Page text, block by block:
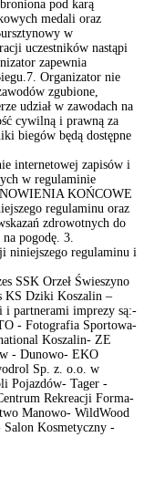
pod karą
medali oraz
w
uczestników nastąpi
zapewnia
Organizator nie
zgubione,
udział w zawodach na
cywilną i prawną za
biegów będą dostępne
internetowej zapisów i
w regulaminie
KOŃCOWE
regulaminu oraz
zdrowotnych do
pogodę. 3.
niniejszego regulaminu i
SSK Orzeł Świeszyno
KS Dziki Koszalin –
i partnerami imprezy są:-
- Fotografia Sportowa-
Koszalin- ZE
- Dunowo- EKO
Sp. z. o.o. w
Pojazdów- Tager -
Rekreacji Forma-
Manowo- WildWood
Kosmetyczny -